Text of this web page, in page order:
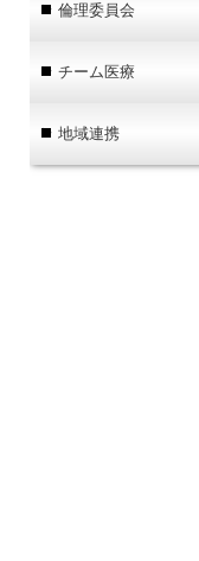
倫理委員会
チーム医療
地域連携